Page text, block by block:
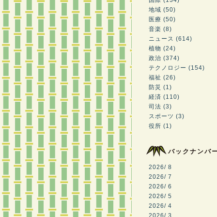
地域 (50)
医療 (50)
音楽 (8)
ニュース (614)
植物 (24)
政治 (374)
テクノロジー (154)
福祉 (26)
防災 (1)
経済 (110)
司法 (3)
スポーツ (3)
役所 (1)
バックナンバ
2026/ 8
2026/ 7
2026/ 6
2026/ 5
2026/ 4
2026/ 3